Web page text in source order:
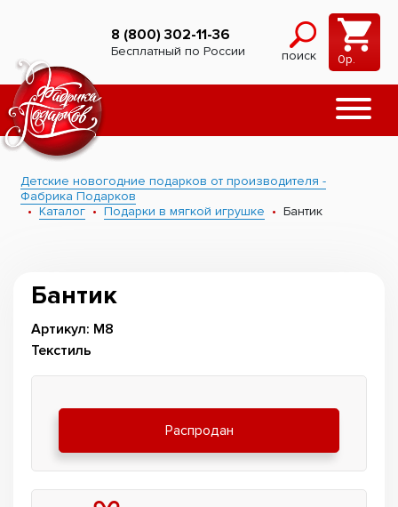
8 (800) 302-11-36
Бесплатный по России поиск 0р.
Детские новогодние подарков от производителя -
Фабрика Подарков
Каталог
Подарки в мягкой игрушке Бантик
Бантик
Артикул: М8
Текстиль
Распродан